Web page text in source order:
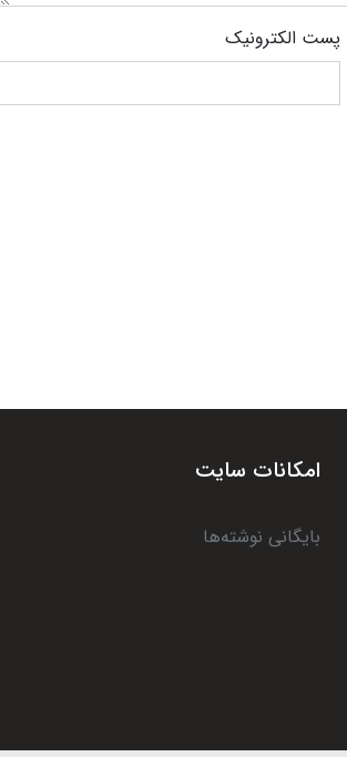
پست الکترونیک
امکانات سایت
بایگانی نوشته‌ها